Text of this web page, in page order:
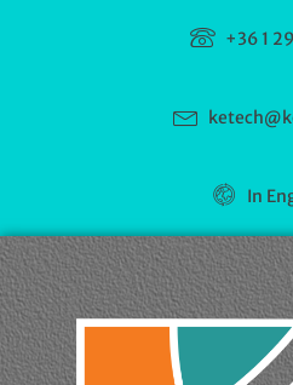
+36 1
In